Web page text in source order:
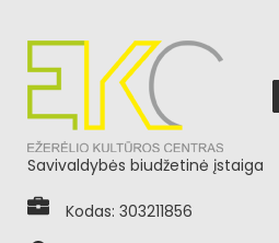
Savivaldybės biudžetinė įstaiga
Kodas: 303211856